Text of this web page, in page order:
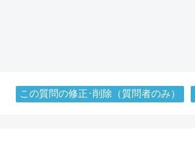
この質問の修正･削除（質問者のみ）